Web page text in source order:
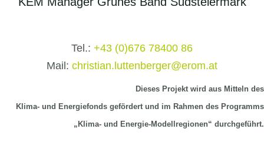
Tel.: +43 (0)676 78400 86
Mail: christian.luttenberger@erom.at
Dieses Projekt wird aus Mitteln des
Klima- und Energiefonds gefördert und im Rahmen des Programms
„Klima- und Energie-Modellregionen“ durchgeführt.